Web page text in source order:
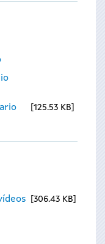
125.53 KB
306.43 KB